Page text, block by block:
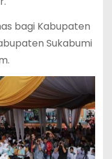
bagi Kabupaten
Sukabumi